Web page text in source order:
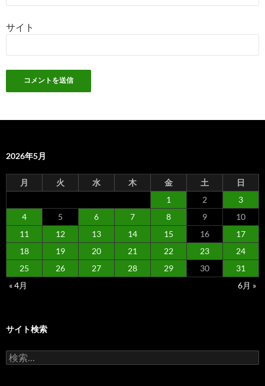
サイト
2026年5月
月 火 水 木 金 土
日
1
2
3
4
5 6 7 8 9
10
11
12 13 14 15 16
17
18
19 20 21 22 23
24
25
26 27 28 29 30
31
« 4月
6月 »
サイト検索
検
索: